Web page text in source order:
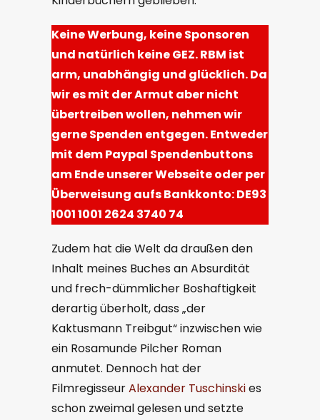
Keine Werbung, keine Sponsoren
und natürlich keine GEZ. RBM ist
arm, unabhängig und glücklich. Da
wir es mit der Armut aber nicht
übertreiben wollen, nehmen wir
gerne Spenden entgegen. Entweder
mit dem Paypal Spendenbuttons
am Ende unserer Webseite oder per
Überweisung aufs Bankkonto: DE93
1001 1001 2624 3740 74
Zudem hat die Welt da draußen den
Inhalt meines Buches an Absurdität
und frech-dümmlicher Boshaftigkeit
derartig überholt, dass „der
Kaktusmann Treibgut“ inzwischen wie
ein Rosamunde Pilcher Roman
anmutet. Dennoch hat der
FilmregisseurAlexander Tuschinskies
schon zweimal gelesen und setzte